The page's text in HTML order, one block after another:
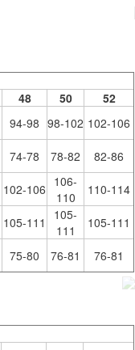
48 50
52
94-98 98-102 102-106
74-78 78-82
82-86
102-106 106-
110
110-114
105-111
105-
111
105-111
75-80 76-81
76-81